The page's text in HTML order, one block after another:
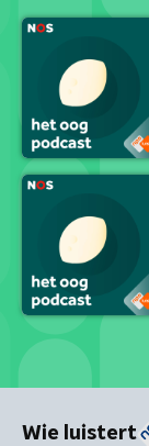
Wie luistert